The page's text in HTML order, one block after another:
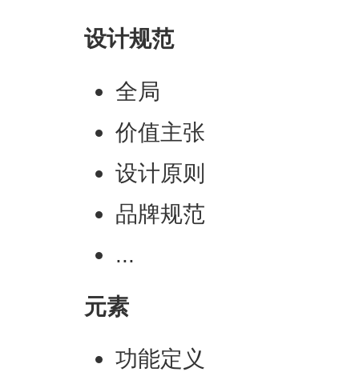
设计规范
全局
价值主张
设计原则
品牌规范
...
元素
功能定义